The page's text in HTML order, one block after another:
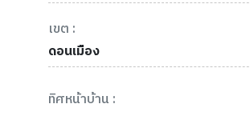
เขต :
ดอนเมือง
ทิศหน้าบ้าน :